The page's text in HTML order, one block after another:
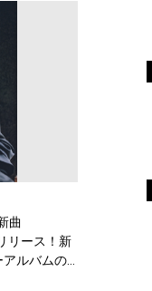
曲
リース！新
アルバムの